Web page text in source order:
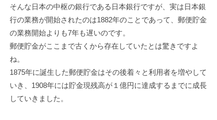
そんな⽇本の中枢の銀⾏である⽇本銀⾏ですが、実は⽇本銀
⾏の業務が開始されたのは1882年のことであって、郵便貯⾦
の業務開始よりも7年も遅いのです。
郵便貯⾦がここまで古くから存在していたとは驚きですよ
ね。
1875年に誕⽣した郵便貯⾦はその後着々と利⽤者を増やして
いき、1908年には貯⾦現残⾼が１億円に達成するまでに成⻑
していきました。